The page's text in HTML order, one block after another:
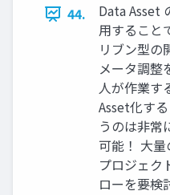
44.
Data Asset
用すること
リブン型の
メータ調整
人が作業す
Asset化す
うのは非常
可能！ 大
プロジェク
ローを要検